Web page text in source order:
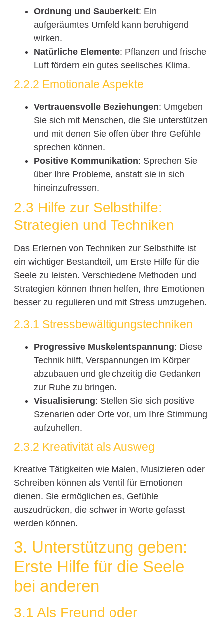
Ordnung und Sauberkeit: Ein
aufgeräumtes Umfeld kann beruhigend
wirken.
Natürliche Elemente: Pflanzen und frische
Luft fördern ein gutes seelisches Klima.
2.2.2 Emotionale Aspekte
Vertrauensvolle Beziehungen: Umgeben
Sie sich mit Menschen, die Sie unterstützen
und mit denen Sie offen über Ihre Gefühle
sprechen können.
Positive Kommunikation: Sprechen Sie
über Ihre Probleme, anstatt sie in sich
hineinzufressen.
2.3 Hilfe zur Selbsthilfe:
Strategien und Techniken
Das Erlernen von Techniken zur Selbsthilfe ist
ein wichtiger Bestandteil, um Erste Hilfe für die
Seele zu leisten. Verschiedene Methoden und
Strategien können Ihnen helfen, Ihre Emotionen
besser zu regulieren und mit Stress umzugehen.
2.3.1 Stressbewältigungstechniken
Progressive Muskelentspannung: Diese
Technik hilft, Verspannungen im Körper
abzubauen und gleichzeitig die Gedanken
zur Ruhe zu bringen.
Visualisierung: Stellen Sie sich positive
Szenarien oder Orte vor, um Ihre Stimmung
aufzuhellen.
2.3.2 Kreativität als Ausweg
Kreative Tätigkeiten wie Malen, Musizieren oder
Schreiben können als Ventil für Emotionen
dienen. Sie ermöglichen es, Gefühle
auszudrücken, die schwer in Worte gefasst
werden können.
3. Unterstützung geben:
Erste Hilfe für die Seele
bei anderen
3.1 Als Freund oder